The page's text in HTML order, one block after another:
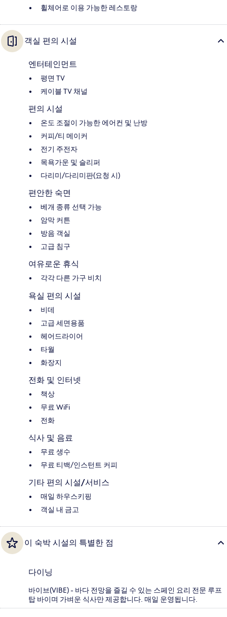
휠체어로 이용 가능한 레스토랑
객실 편의 시설
엔터테인먼트
평면 TV
케이블 TV 채널
편의 시설
온도 조절이 가능한 에어컨 및 난방
커피/티 메이커
전기 주전자
목욕가운 및 슬리퍼
다리미/다리미판(요청 시)
편안한 숙면
베개 종류 선택 가능
암막 커튼
방음 객실
고급 침구
여유로운 휴식
각각 다른 가구 비치
욕실 편의 시설
비데
고급 세면용품
헤어드라이어
타월
화장지
전화 및 인터넷
책상
무료 WiFi
전화
식사 및 음료
무료 생수
무료 티백/인스턴트 커피
기타 편의 시설/서비스
매일 하우스키핑
객실 내 금고
이 숙박 시설의 특별한 점
다이닝
바이브(VIBE) - 바다 전망을 즐길 수 있는 스페인 요리 전문 루프
탑 바이며 가벼운 식사만 제공합니다. 매일 운영됩니다.